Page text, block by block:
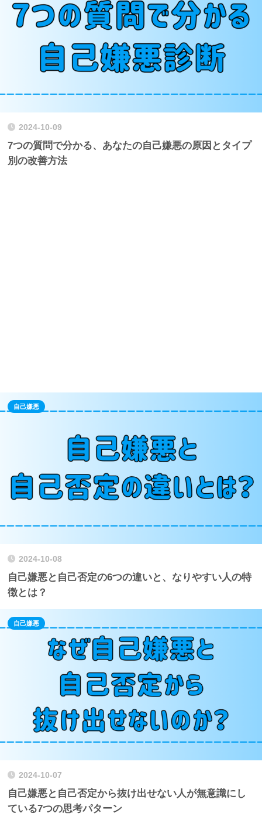
2024-10-09
7つの質問で分かる、あなたの自己嫌悪の原因とタイプ
別の改善方法
2024-10-08
自己嫌悪と自己否定の6つの違いと、なりやすい人の特
徴とは？
自己嫌悪
2024-10-07
自己嫌悪と自己否定から抜け出せない人が無意識にし
ている7つの思考パターン
自己嫌悪